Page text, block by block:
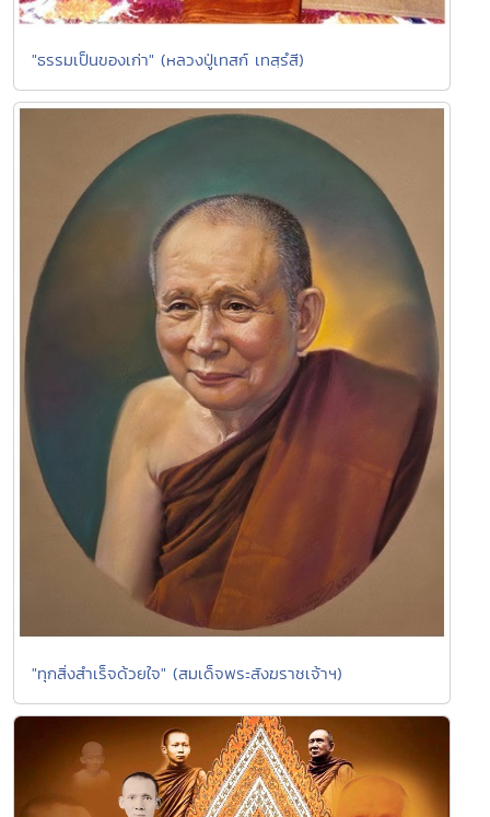
"ธรรมเป็นของเก่า" (หลวงปู่เทสก์ เทสฺรํสี)
"ทุกสิ่งสำเร็จด้วยใจ" (สมเด็จพระสังฆราชเจ้าฯ)